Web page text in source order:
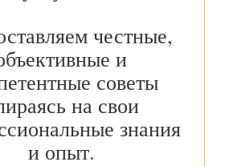
честные,
и
советы
на свои
знания
и опыт.